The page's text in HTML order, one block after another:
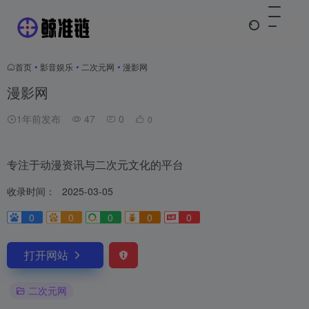
首页 • 影音娱乐 • 二次元网 • 漫影网
漫影网
1年前发布 47 0 0
专注于动漫资讯与二次元文化的平台
收录时间：
2025-03-05
0
0 0 0 0
打开网站
二次元网